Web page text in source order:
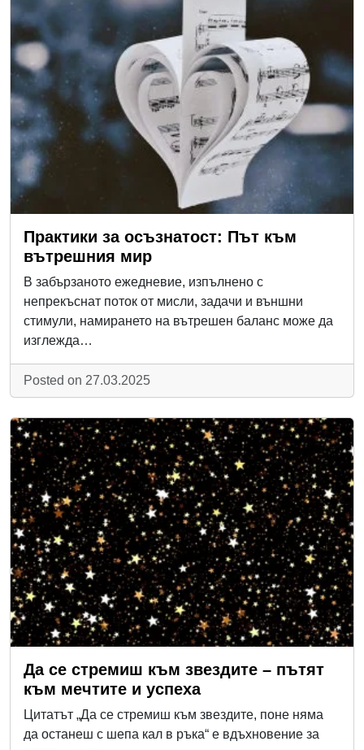
Практики за осъзнатост: Път към
вътрешния мир
В забързаното ежедневие, изпълнено с
непрекъснат поток от мисли, задачи и външни
стимули, намирането на вътрешен баланс може да
изглежда…
Posted on 27.03.2025
Да се стремиш към звездите – пътят
към мечтите и успеха
Цитатът „Да се стремиш към звездите, поне няма
да останеш с шепа кал в ръка“ е вдъхновение за